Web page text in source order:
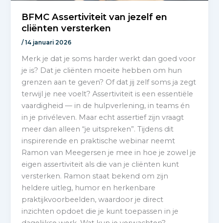
BFMC Assertiviteit van jezelf en
cliënten versterken
/14 januari 2026
Merk je dat je soms harder werkt dan goed voor
je is? Dat je cliënten moeite hebben om hun
grenzen aan te geven? Of dat jij zelf soms ja zegt
terwijl je nee voelt? Assertiviteit is een essentiële
vaardigheid — in de hulpverlening, in teams én
in je privéleven. Maar echt assertief zijn vraagt
meer dan alleen “je uitspreken”. Tijdens dit
inspirerende en praktische webinar neemt
Ramon van Meegersen je mee in hoe je zowel je
eigen assertiviteit als die van je cliënten kunt
versterken. Ramon staat bekend om zijn
heldere uitleg, humor en herkenbare
praktijkvoorbeelden, waardoor je direct
inzichten opdoet die je kunt toepassen in je